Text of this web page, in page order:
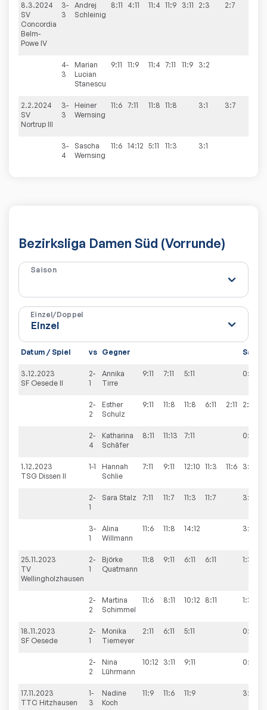
8.3.2024
SV
Concordia
Belm-
Powe IV
3-
3
Andrej
Schleinig
8:11 4:11 11:4 11:9 3:11 2:3 2:7
4-
3
Marian
Lucian
Stanescu
9:11 11:9 11:4 7:11 11:9 3:2
2.2.2024
SV
Nortrup III
3-
3
Heiner
Wernsing
11:6 7:11 11:8 11:8 3:1 3:7
3-
4
Sascha
Wernsing
11:6 14:12 5:11 11:3 3:1
Bezirksliga Damen Süd (Vorrunde)
Saison
Einzel/Doppel
Datum / Spiel vs Gegner Sätze
3.12.2023
SF Oesede II
2-
1
Annika
Tirre
9:11 7:11 5:11 0:3
2-
2
Esther
Schulz
9:11 11:8 11:8 6:11 2:11 2:3
2-
4
Katharina
Schäfer
8:11 11:13 7:11 0:3
1.12.2023
TSG Dissen II
1-1
Hannah
Schlie
7:11 9:11 12:10 11:3 11:6 3:2
2-
1
Sara Stalz 7:11 11:7 11:3 11:7 3:1
3-
1
Alina
Willmann
11:6 11:8 14:12 3:0
25.11.2023
TV
Wellingholzhausen
2-
1
Björke
Quatmann
11:8 9:11 6:11 6:11 1:3
2-
2
Martina
Schimmel
11:6 8:11 10:12 8:11 1:3
18.11.2023
SF Oesede
2-
1
Monika
Tiemeyer
2:11 6:11 5:11 0:3
2-
2
Nina
Lührmann
10:12 3:11 9:11 0:3
17.11.2023
TTC Hitzhausen
1-
3
Nadine
Koch
11:9 11:6 11:9 3:0